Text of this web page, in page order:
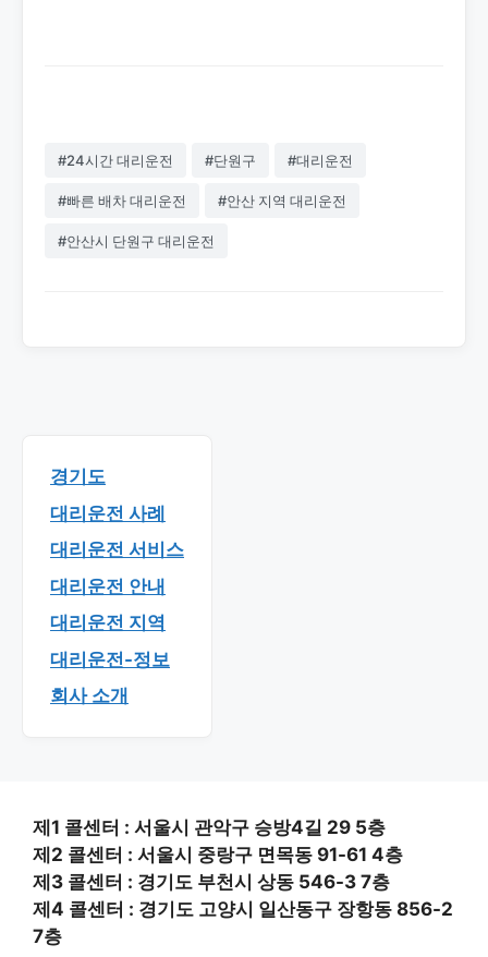
#24시간 대리운전 #단원구 #대리운전
#빠른 배차 대리운전 #안산 지역 대리운전
#안산시 단원구 대리운전
경기도
대리운전 사례
대리운전 서비스
대리운전 안내
대리운전 지역
대리운전-정보
회사 소개
제1 콜센터 : 서울시 관악구 승방4길 29 5층
제2 콜센터 : 서울시 중랑구 면목동 91-61 4층
제3 콜센터 : 경기도 부천시 상동 546-3 7층
제4 콜센터 : 경기도 고양시 일산동구 장항동 856-2
7층